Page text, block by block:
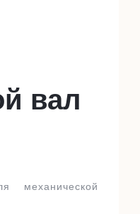
вал
механической